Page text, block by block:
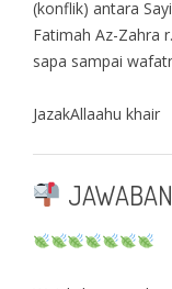
(konflik) antara
Fatimah Az-Zahra
sapa sampai
JazakAllaahu khair
JAWABAN